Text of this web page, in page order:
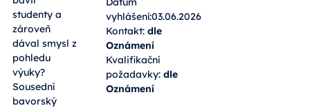
studenty a
zároveň
dával smysl z
pohledu
výuky?
Sousední
bavorský
vyhlášení:03.06.2026
Kontakt:dle
Oznámení
Kvalifikační
požadavky:dle
Oznámení